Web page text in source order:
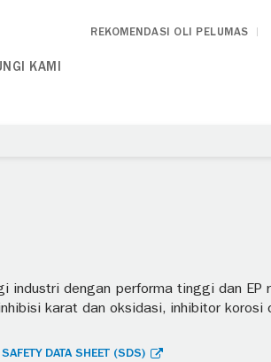
REKOMENDASI OLI PELUMAS
KAMI
industri dengan performa tinggi dan EP
karat dan oksidasi, inhibitor
SAFETY DATA SHEET (SDS)